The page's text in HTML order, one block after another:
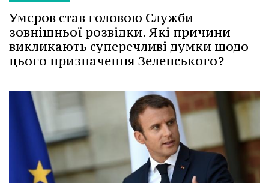
Умєров став головою Служби
зовнішньої розвідки. Які причини
викликають суперечливі думки щодо
цього призначення Зеленського?